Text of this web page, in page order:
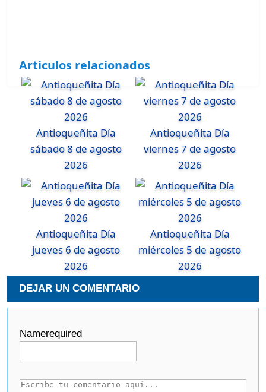
Articulos relacionados
Antioqueñita Día
sábado 8 de agosto
2026
Antioqueñita Día
viernes 7 de agosto
2026
Antioqueñita Día
jueves 6 de agosto
2026
Antioqueñita Día
miércoles 5 de agosto
2026
DEJAR UN COMENTARIO
Namerequired